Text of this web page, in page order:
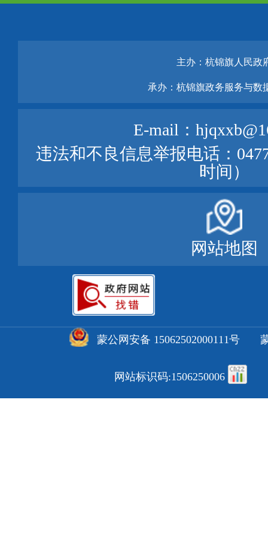
主办：杭锦旗人民政
承办：杭锦旗政务服务与数
E-mail：
违法和不良信息举报电话：
时间）
网站地图
蒙公网安备 15062502000111号
网站标识码:1506250006